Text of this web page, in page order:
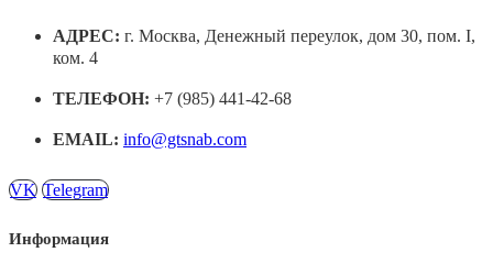
АДРЕС: г. Москва, Денежный переулок, дом 30, пом. I,
ком. 4
ТЕЛЕФОН: +7 (985) 441-42-68
EMAIL: info@gtsnab.com
VK Telegram
Информация